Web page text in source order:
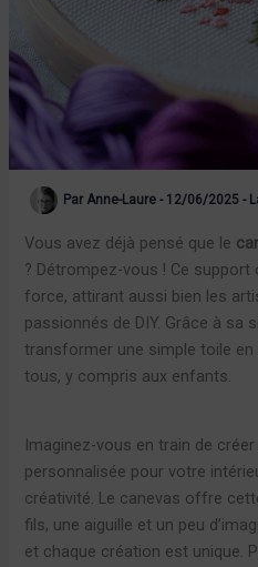
Par Anne-Laure- 12/06/2025-
Vous avez déjà pensé que le
? Détrompez-vous ! Ce
force, attirant aussi bien les
passionnés de DIY. Grâce à sa
transformer une simple toile
tous, y compris aux enfants.
Imaginez-vous en train de
personnalisée pour votre
créativité. Le canevas offre
fils, une aiguille et un peu
et chaque création est unique.